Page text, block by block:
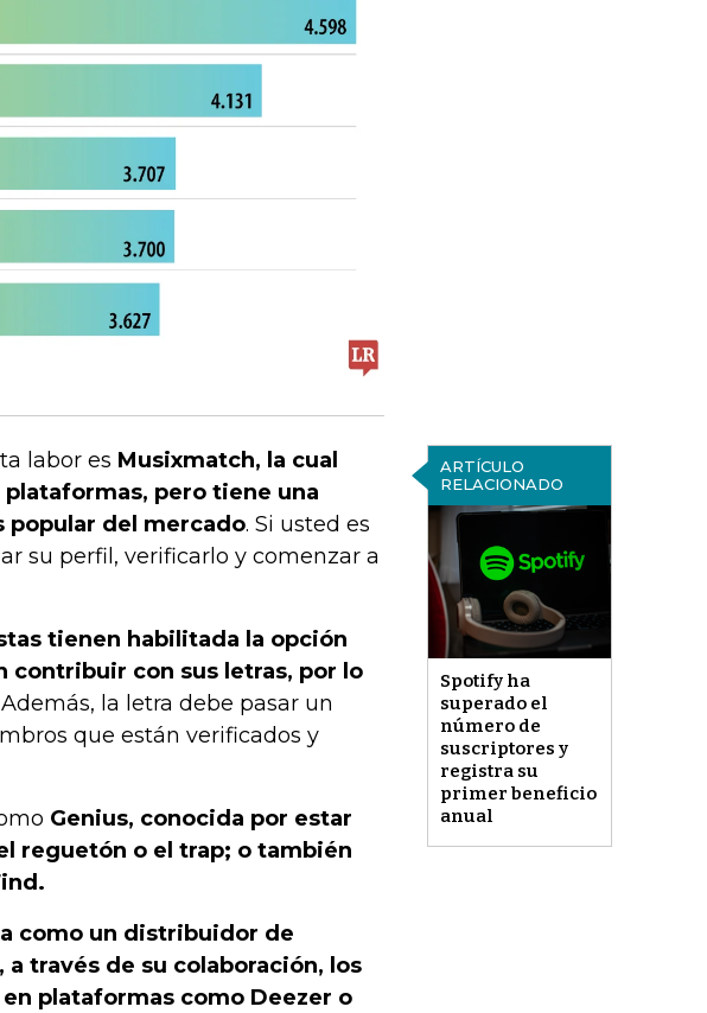
ARTÍCULO
RELACIONADO
Spotify ha
superado el
número de
suscriptores y
registra su
primer beneficio
anual
labor es Musixmatch, la cual
pero tiene una
popular del mercado. Si usted es
su perfil, verificarlo y comenzar a
tienen habilitada la opción
contribuir con sus letras, por lo
Además, la letra debe pasar un
que están verificados y
Genius, conocida por estar
reguetón o el trap; o también
como un distribuidor de
través de su colaboración, los
plataformas como Deezer o